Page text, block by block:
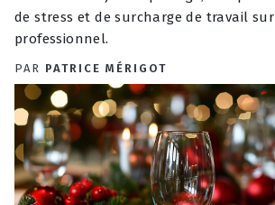
de stress et de surcharge de travail
professionnel.
PAR PATRICE MÉRIGOT